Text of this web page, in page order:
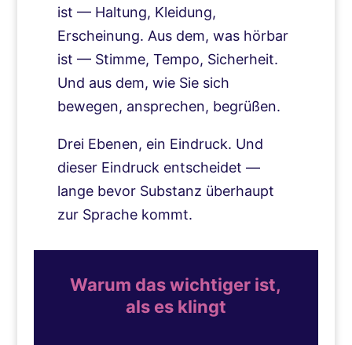
ist — Haltung, Kleidung,
Erscheinung. Aus dem, was hörbar
ist — Stimme, Tempo, Sicherheit.
Und aus dem, wie Sie sich
bewegen, ansprechen, begrüßen.
Drei Ebenen, ein Eindruck. Und
dieser Eindruck entscheidet —
lange bevor Substanz überhaupt
zur Sprache kommt.
Warum das wichtiger ist,
als es klingt